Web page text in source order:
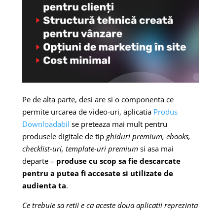
Pe de alta parte, desi are si o componenta ce
permite urcarea de video-uri, aplicatia Produs
Downloadabil se preteaza mai mult pentru
produsele digitale de tip ghiduri premium, ebooks,
checklist-uri, template-uri premiumsi asa mai
departe – produse cu scop sa fie descarcate
pentru a putea fi accesate si utilizate de
audienta ta.
Ce trebuie sa retii e ca aceste doua aplicatii reprezinta